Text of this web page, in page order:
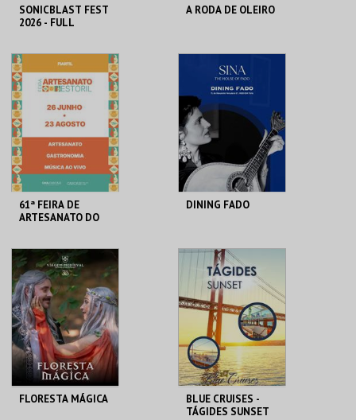
SONICBLAST FEST
2026 - FULL
PRAIA DUNA DO
CALDEIRÃO
MAIS INFO
A RODA DE OLEIRO
MUSEU CONVENTO
DOS LÓIOS
MAIS INFO
COMPRAR
61ª FEIRA DE
ARTESANATO DO
FIARTIL
MAIS INFO
COMPRAR
DINING FADO
SINA THE HOUSE OF
FADO
MAIS INFO
COMPRAR
FLORESTA MÁGICA
BLUE CRUISES -
TÁGIDES SUNSET